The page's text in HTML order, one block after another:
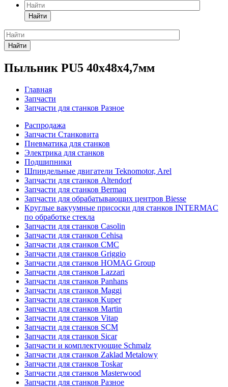
Найти
Найти
Пыльник PU5 40x48x4,7мм
Главная
Запчасти
Запчасти для станков Разное
Распродажа
Запчасти Станковита
Пневматика для станков
Электрика для станков
Подшипники
Шпиндельные двигатели Teknomotor, Arel
Запчасти для станков Altendorf
Запчасти для станков Bermaq
Запчасти для обрабатывающих центров Biesse
Круглые вакуумные присоски для станков INTERMAC
по обработке стекла
Запчасти для станков Casolin
Запчасти для станков Cehisa
Запчасти для станков CMC
Запчасти для станков Griggio
Запчасти для станков HOMAG Group
Запчасти для станков Lazzari
Запчасти для станков Panhans
Запчасти для станков Maggi
Запчасти для станков Kuper
Запчасти для станков Martin
Запчасти для станков Vitap
Запчасти для станков SCM
Запчасти для станков Sicar
Запчасти и комплектующие Schmalz
Запчасти для станков Zaklad Metalowy
Запчасти для станков Toskar
Запчасти для станков Masterwood
Запчасти для станков Разное